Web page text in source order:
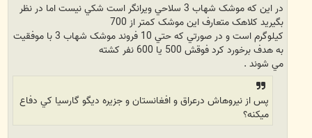
در اين که موشک شهاب 3 سلاحي ويرانگر است شکي نيست اما در نظر
بگيريد کلاهک متعارف اين موشک کمتر از 700
کيلوگرم است و در صورتي که حتي 10 فروند موشک شهاب 3 با موفقيت
به هدف برخورد کرد فوقش 500 يا 600 نفر کشته
مي شوند .
پس از نيروهاش درعراق و افغانستان و جزيره ديگو گارسيا کي دفاع
ميکنه؟